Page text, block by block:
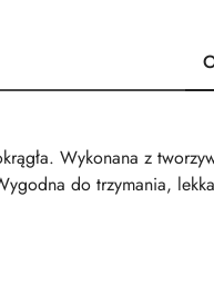
Wykonana z
do trzymania,